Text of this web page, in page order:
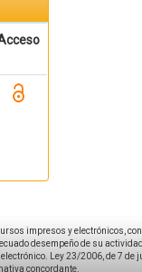
impresos y electrónicos,
desempeño de su
Ley 23/2006, de 7 de
concordante.